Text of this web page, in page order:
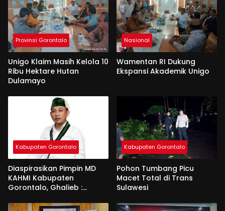
Provinsi Gorontalo
Unigo Klaim Masih Kelola 10
Ribu Hektare Hutan
Dulamayo
Nasional
Wamentan RI Dukung
Ekspansi Akademik Unigo
Kabupaten Gorontalo
Diaspirasikan Pimpin MD
KAHMI Kabupaten
Gorontalo, Ghalieb :
Kabupaten Gorontalo
Pohon Tumbang Picu
Macet Total di Trans
Sulawesi